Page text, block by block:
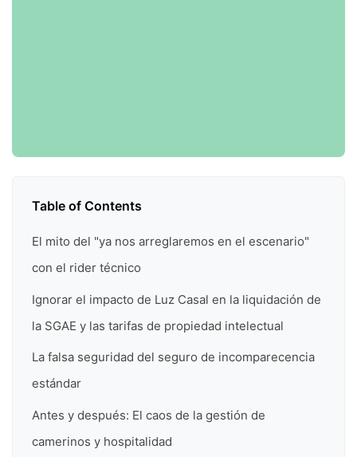
Table of Contents
El mito del "ya nos arreglaremos en el escenario"
con el rider técnico
Ignorar el impacto de Luz Casal en la liquidación de
la SGAE y las tarifas de propiedad intelectual
La falsa seguridad del seguro de incomparecencia
estándar
Antes y después: El caos de la gestión de
camerinos y hospitalidad